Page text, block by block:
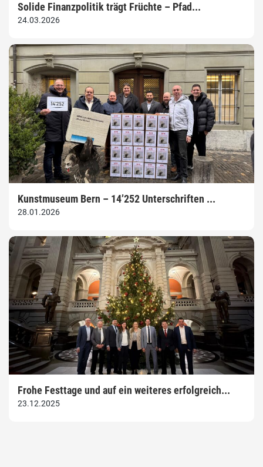
Solide Finanzpolitik trägt Früchte – Pfad...
24.03.2026
Kunstmuseum Bern – 14’252 Unterschriften ...
28.01.2026
Frohe Festtage und auf ein weiteres erfolgreich...
23.12.2025